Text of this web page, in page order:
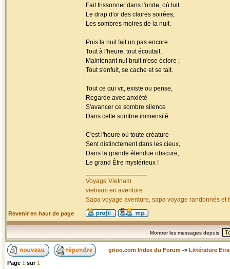
Fait frissonner dans l'onde, où luit
Le drap d'or des claires soirées,
Les sombres moires de la nuit.
Puis la nuit fait un pas encore.
Tout à l'heure, tout écoutait.
Maintenant nul bruit n'ose éclore ;
Tout s'enfuit, se cache et se tait.
Tout ce qui vit, existe ou pense,
Regarde avec anxiété
S'avancer ce sombre silence
Dans cette sombre immensité.
C'est l'heure où toute créature
Sent distinctement dans les cieux,
Dans la grande étendue obscure,
Le grand Être mystérieux !
Voyage Vietnam
vietnam en aventure
Sapa voyage aventure, sapa voyage randonnés et
Revenir en haut de page
Montrer les messages depuis:
grioo.com Index du Forum -> Littérature
Page 1 sur1